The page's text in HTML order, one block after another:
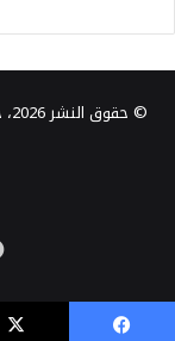
© حقوق النشر 2026، جميع الحقوق محفوظة |